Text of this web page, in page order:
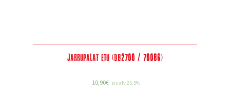
Jarrupalat etu (DB2700 / 70086)
10,90€ sis alv 25.5%